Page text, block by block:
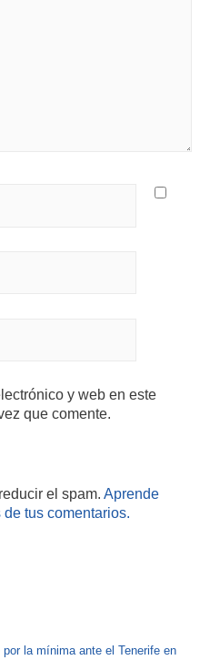
y web en este
que comente.
el spam. Aprende
tus comentarios.
la mínima ante el Tenerife en